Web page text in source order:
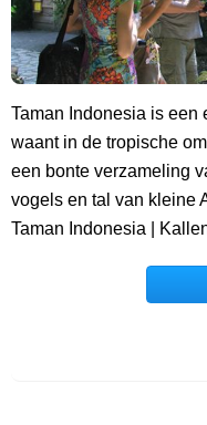
Taman Indonesia is
waant in de tropische
een bonte verzameling
vogels en tal van kleine
Taman Indonesia |